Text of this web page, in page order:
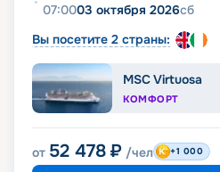
07:0003 октября 2026сб
Вы посетите 2 страны:
MSC Virtuosa
КОМФОРТ
от 52 478 ₽ /чел +1 000